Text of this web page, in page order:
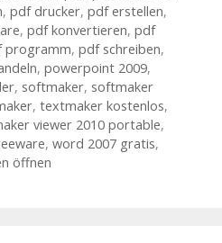
, pdf drucker, pdf erstellen,
, pdf konvertieren, pdf
programm, pdf schreiben,
, powerpoint 2009,
, softmaker, softmaker
, textmaker kostenlos,
viewer 2010 portable,
, word 2007 gratis,
öffnen